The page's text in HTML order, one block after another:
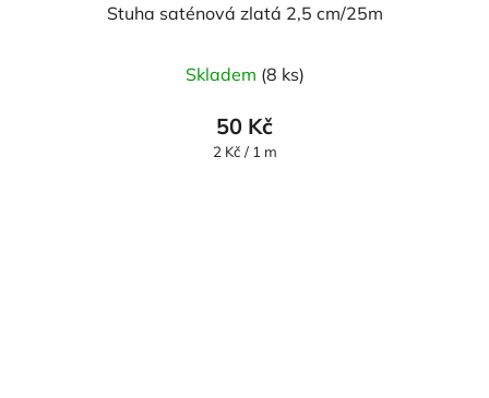
Stuha saténová zlatá 2,5 cm/25m
Skladem (8 ks)
50 Kč
Měrná
2 Kč / 1 m